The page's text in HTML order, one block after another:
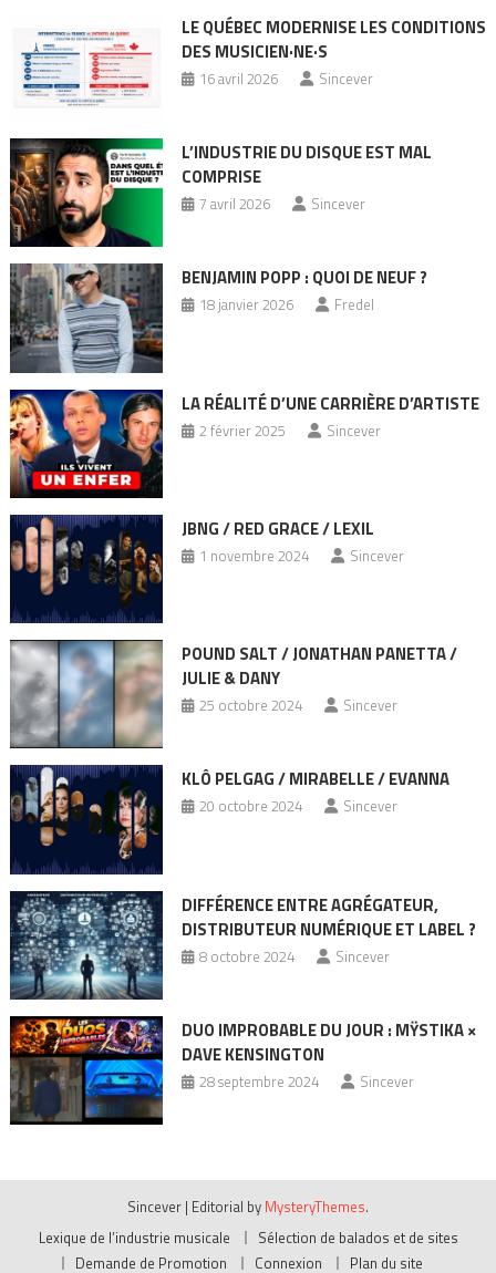
LE QUÉBEC MODERNISE LES CONDITIONS
DES MUSICIEN·NE·S
16 avril 2026 Sincever
L’INDUSTRIE DU DISQUE EST MAL
COMPRISE
7 avril 2026 Sincever
BENJAMIN POPP : QUOI DE NEUF ?
18 janvier 2026 Fredel
LA RÉALITÉ D’UNE CARRIÈRE D’ARTISTE
2 février 2025 Sincever
JBNG / RED GRACE / LEXIL
1 novembre 2024 Sincever
POUND SALT / JONATHAN PANETTA /
JULIE & DANY
25 octobre 2024 Sincever
KLÔ PELGAG / MIRABELLE / EVANNA
20 octobre 2024 Sincever
DIFFÉRENCE ENTRE AGRÉGATEUR,
DISTRIBUTEUR NUMÉRIQUE ET LABEL ?
8 octobre 2024 Sincever
DUO IMPROBABLE DU JOUR : MŸSTIKA ×
DAVE KENSINGTON
28 septembre 2024 Sincever
Sincever | Editorial by MysteryThemes.
Lexique de l’industrie musicale
Sélection de balados et de sites
Demande de Promotion
Connexion Plan du site